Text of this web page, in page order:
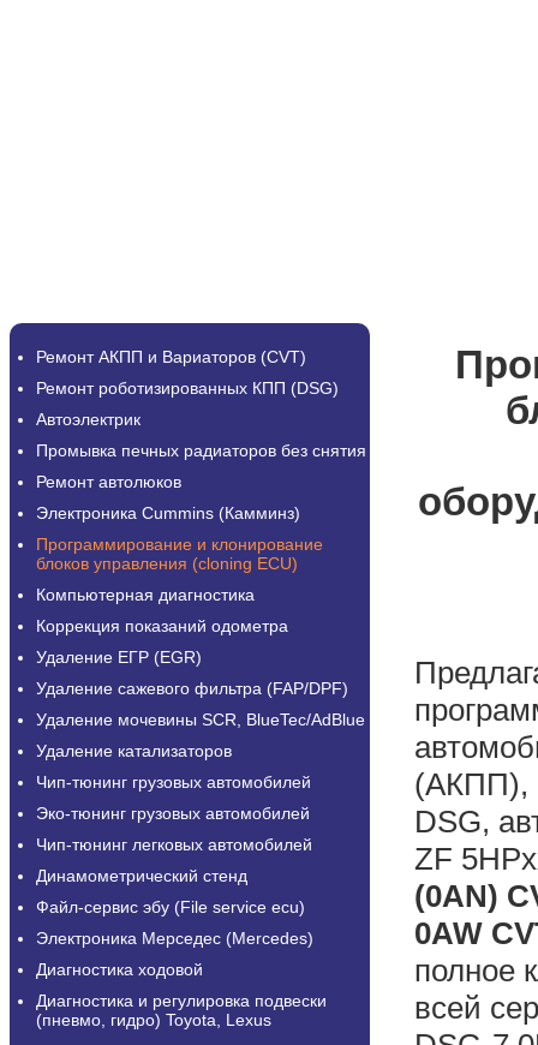
Ремонт АКПП и Вариаторов (CVT)
Ремонт роботизированных КПП (DSG)
Автоэлектрик
Промывка печных радиаторов без снятия
Ремонт автолюков
Электроника Cummins (Камминз)
Программирование и клонирование
блоков управления (cloning ECU)
Компьютерная диагностика
Коррекция показаний одометра
Удаление ЕГР (EGR)
Удаление сажевого фильтра (FAP/DPF)
Удаление мочевины SCR, BlueTec/AdBlue
Удаление катализаторов
Чип-тюнинг грузовых автомобилей
Эко-тюнинг грузовых автомобилей
Чип-тюнинг легковых автомобилей
Динамометрический стенд
Файл-сервис эбу (File service ecu)
Электроника Мерседес (Mercedes)
Диагностика ходовой
Диагностика и регулировка подвески
(пневмо, гидро) Toyota, Lexus
(АКПП),
DSG,
ZF
(0AN)
0AW
полное
всей